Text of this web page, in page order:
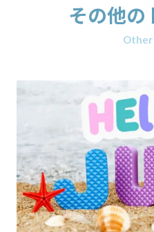
その他の
Other